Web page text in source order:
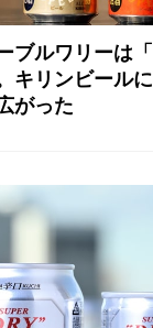
ブルワリーは
キリンビール
がった